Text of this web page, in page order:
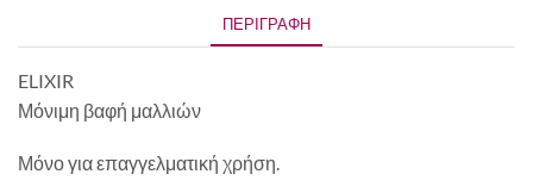
ΠΕΡΙΓΡΑΦΉ
ELIXIR
Μόνιμη βαφή μαλλιών
Μόνο για επαγγελματική χρήση.